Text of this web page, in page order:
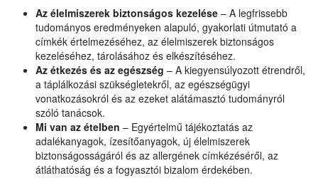
Az élelmiszerek biztonságos kezelése – A legfrissebb
tudományos eredményeken alapuló, gyakorlati útmutató a
címkék értelmezéséhez, az élelmiszerek biztonságos
kezeléséhez, tárolásához és elkészítéséhez.
Az étkezés és az egészség – A kiegyensúlyozott étrendről,
a táplálkozási szükségletekről, az egészségügyi
vonatkozásokról és az ezeket alátámasztó tudományról
szóló tanácsok.
Mi van az ételben – Egyértelmű tájékoztatás az
adalékanyagok, ízesítőanyagok, új élelmiszerek
biztonságosságáról és az allergének címkézéséről, az
átláthatóság és a fogyasztói bizalom érdekében.